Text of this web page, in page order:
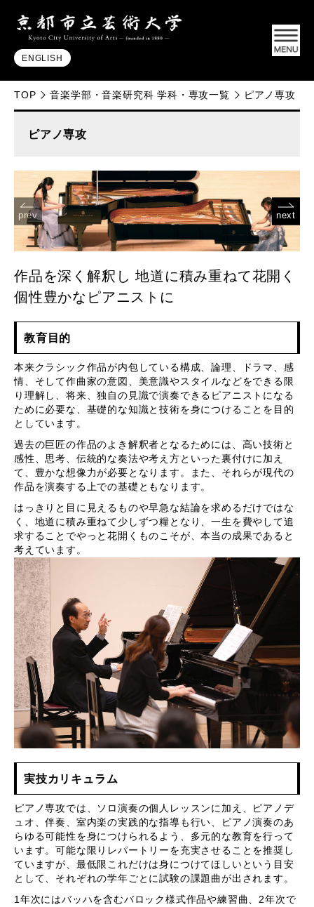
ENGLISH
TOP 音楽学部・音楽研究科 学科・専攻一覧 ピアノ専攻
ピアノ専攻
prev next
作品を深く解釈し 地道に積み重ねて花開く
個性豊かなピアニストに
教育目的
本来クラシック作品が内包している構成、論理、ドラマ、感
情、そして作曲家の意図、美意識やスタイルなどをできる限
り理解し、将来、独自の見識で演奏できるピアニストになる
ために必要な、基礎的な知識と技術を身につけることを目的
としています。
過去の巨匠の作品のよき解釈者となるためには、高い技術と
感性、思考、伝統的な奏法や考え方といった裏付けに加え
て、豊かな想像力が必要となります。また、それらが現代の
作品を演奏する上での基礎ともなります。
はっきりと目に見えるものや早急な結論を求めるだけではな
く、地道に積み重ねて少しずつ糧となり、一生を費やして追
求することでやっと花開くものこそが、本当の成果であると
考えています。
実技カリキュラム
ピアノ専攻では、ソロ演奏の個人レッスンに加え、ピアノデ
ュオ、伴奏、室内楽の実践的な指導も行い、ピアノ演奏のあ
らゆる可能性を身につけられるよう、多元的な教育を行って
います。可能な限りレパートリーを充実させることを推奨し
ていますが、最低限これだけは身につけてほしいという目安
として、それぞれの学年ごとに試験の課題曲が出されます。
1年次にはバッハを含むバロック様式作品や練習曲、2年次で